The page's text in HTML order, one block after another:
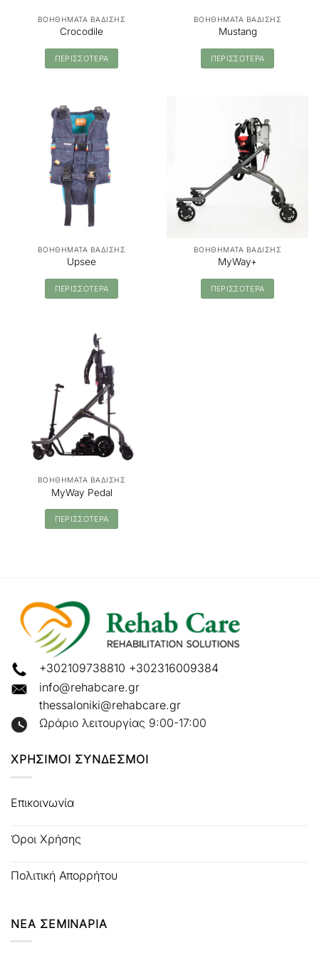
ΒΟΗΘΗΜΑΤΑ ΒΑΔΙΣΗΣ
Crocodile
ΠΕΡΙΣΣΟΤΕΡΑ
ΒΟΗΘΗΜΑΤΑ ΒΑΔΙΣΗΣ
Mustang
ΠΕΡΙΣΣΟΤΕΡΑ
ΒΟΗΘΗΜΑΤΑ ΒΑΔΙΣΗΣ
Upsee
ΠΕΡΙΣΣΟΤΕΡΑ
ΒΟΗΘΗΜΑΤΑ ΒΑΔΙΣΗΣ
MyWay+
ΠΕΡΙΣΣΟΤΕΡΑ
ΒΟΗΘΗΜΑΤΑ ΒΑΔΙΣΗΣ
MyWay Pedal
ΠΕΡΙΣΣΟΤΕΡΑ
+302109738810 +302316009384
info@rehabcare.gr
thessaloniki@rehabcare.gr
Ωράριο λειτουργίας 9:00-17:00
ΧΡΗΣΙΜΟΙ ΣΥΝΔΕΣΜΟΙ
Επικοινωνία
Όροι Χρήσης
Πολιτική Απορρήτου
ΝΕΑ ΣΕΜΙΝΑΡΙΑ